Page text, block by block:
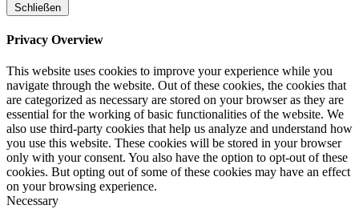
Schließen
Privacy Overview
This website uses cookies to improve your experience while you
navigate through the website. Out of these cookies, the cookies that
are categorized as necessary are stored on your browser as they are
essential for the working of basic functionalities of the website. We
also use third-party cookies that help us analyze and understand how
you use this website. These cookies will be stored in your browser
only with your consent. You also have the option to opt-out of these
cookies. But opting out of some of these cookies may have an effect
on your browsing experience.
Necessary